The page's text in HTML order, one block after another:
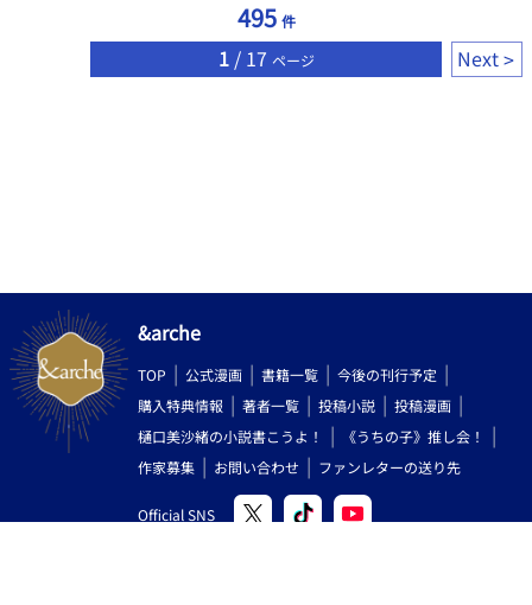
495 件
1/ 17 ページ Next
&arche
TOP 公式漫画 書籍一覧
今後の刊行予定
購入特典情報
著者一覧 投稿小説
投稿漫画
樋口美沙緒の小説書こうよ！
《うちの子》推し会！
作家募集
お問い合わせ ファンレターの送り先
Official SNS